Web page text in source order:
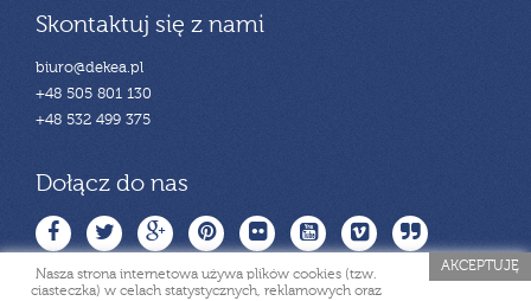
Skontaktuj się z nami
biuro@dekea.pl
+48 505 801 130
+48 532 499 375
Dołącz do nas
Nasza strona internetowa używa plików cookies (tzw.
ciasteczka) w celach statystycznych, reklamowych oraz
AKCEPTUJĘ